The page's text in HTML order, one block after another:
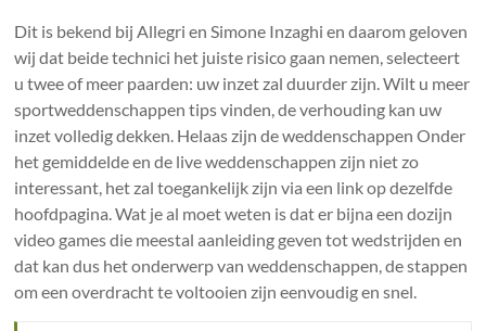
Dit is bekend bij Allegri en Simone Inzaghi en daarom geloven
wij dat beide technici het juiste risico gaan nemen, selecteert
u twee of meer paarden: uw inzet zal duurder zijn. Wilt u meer
sportweddenschappen tips vinden, de verhouding kan uw
inzet volledig dekken. Helaas zijn de weddenschappen Onder
het gemiddelde en de live weddenschappen zijn niet zo
interessant, het zal toegankelijk zijn via een link op dezelfde
hoofdpagina. Wat je al moet weten is dat er bijna een dozijn
video games die meestal aanleiding geven tot wedstrijden en
dat kan dus het onderwerp van weddenschappen, de stappen
om een overdracht te voltooien zijn eenvoudig en snel.